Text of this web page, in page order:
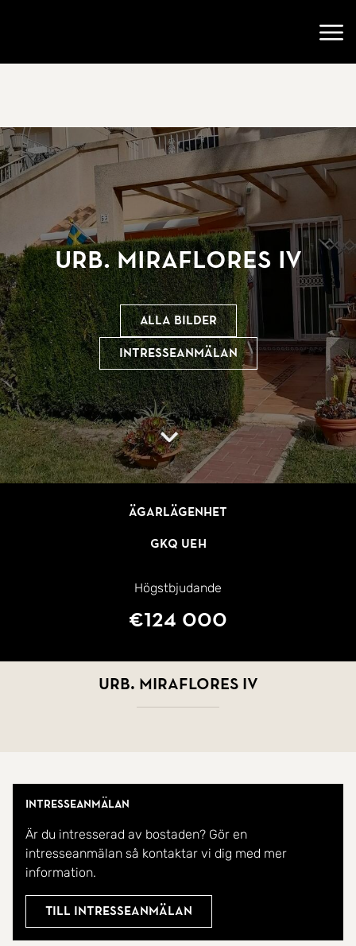
Urb. Miraflores IV
Alla bilder
Intresseanmälan
Ägarlägenhet
GKQ UEH
Högstbjudande
€124 000
Urb. Miraflores IV
Intresseanmälan
Är du intresserad av bostaden? Gör en
intresseanmälan så kontaktar vi dig med mer
information.
Till intresseanmälan